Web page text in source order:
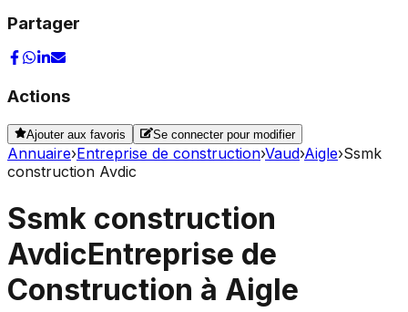
Partager
Actions
Ajouter aux favoris Se connecter pour modifier
Annuaire›Entreprise de construction›Vaud›Aigle›Ssmk
construction Avdic
Ssmk construction
AvdicEntreprise de
Construction à Aigle